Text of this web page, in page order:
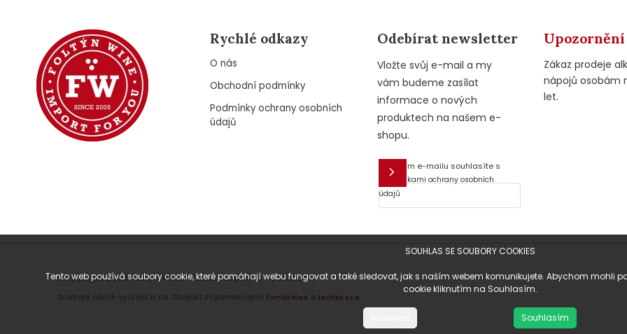
SOUHLAS SE SOUBORY COOKIES
Tento web používá soubory cookie, které pomáhají webu fungovat a také sledovat, jak s naším webem komunikujete. Abychom mohli
cookie kliknutím na Souhlasím.
Souhlasím
Rychlé odkazy
O nás
Obchodní podmínky
Podmínky ochrany osobních
údajů
Odebírat newsletter
Vložte svůj e-mail a my
vám budeme zasílat
informace o nových
produktech na našem e-
shopu.
E-mail
Vložením e-mailu souhlasíte s
podmínkami ochrany osobních
údajů
Upozornění
Zákaz prodeje
nápojů osobám
let.
Copyright 2026Foltýn Wine. Všechna práva vyhrazena.
Grafický návrh vytvořil a na Shoptet implementovalTomáš Hlad &techka s.r.o.